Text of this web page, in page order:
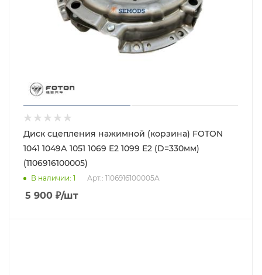
Диск сцепления нажимной (корзина) FOTON
1041 1049А 1051 1069 Е2 1099 Е2 (D=330мм)
(1106916100005)
В наличии: 1 Арт.: 1106916100005A
5 900 ₽/шт